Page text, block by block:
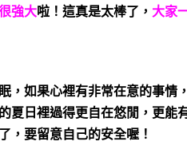
強大啦！這真是太棒了， 大家
，如果心裡有非常在意的事情
夏日裡過得更自在悠閒，更能
，要留意自己的安全喔！